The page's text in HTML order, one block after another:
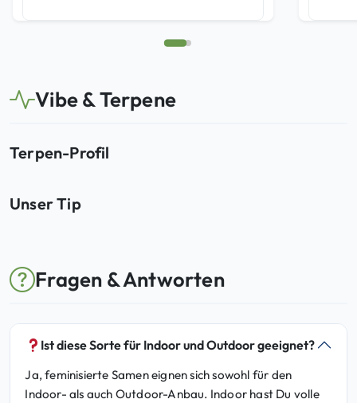
Vibe & Terpene
Terpen-Profil
Unser Tip
Fragen & Antworten
Ist diese Sorte für Indoor und Outdoor geeignet?
Ja, feminisierte Samen eignen sich sowohl für den
Indoor- als auch Outdoor-Anbau. Indoor hast Du volle